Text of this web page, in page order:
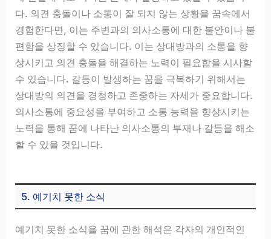
다. 의견 충돌이나 소통이 잘 되지 않는 상황을 꿈속에서
경험한다면, 이는 주변과의 의사소통에 대한 불안이나 불
편함을 상징할 수 있습니다. 이는 상대방과의 소통을 향
상시키고 의견 충돌을 해결하는 노력이 필요함을 시사할
수 있습니다. 갈등이 발생하는 꿈을 극복하기 위해서는
상대방의 의견을 경청하고 존중하는 자세가 중요합니다.
의사소통에 중요성을 부여하고 소통 능력을 향상시키는
노력을 통해 꿈에 나타난 의사소통의 부재나 갈등을 해소
할 수 있을 것입니다.
5. 예기치 못한 소식
예기치 못한 소식을 꿈에 관한 해석은 각자의 개인적인